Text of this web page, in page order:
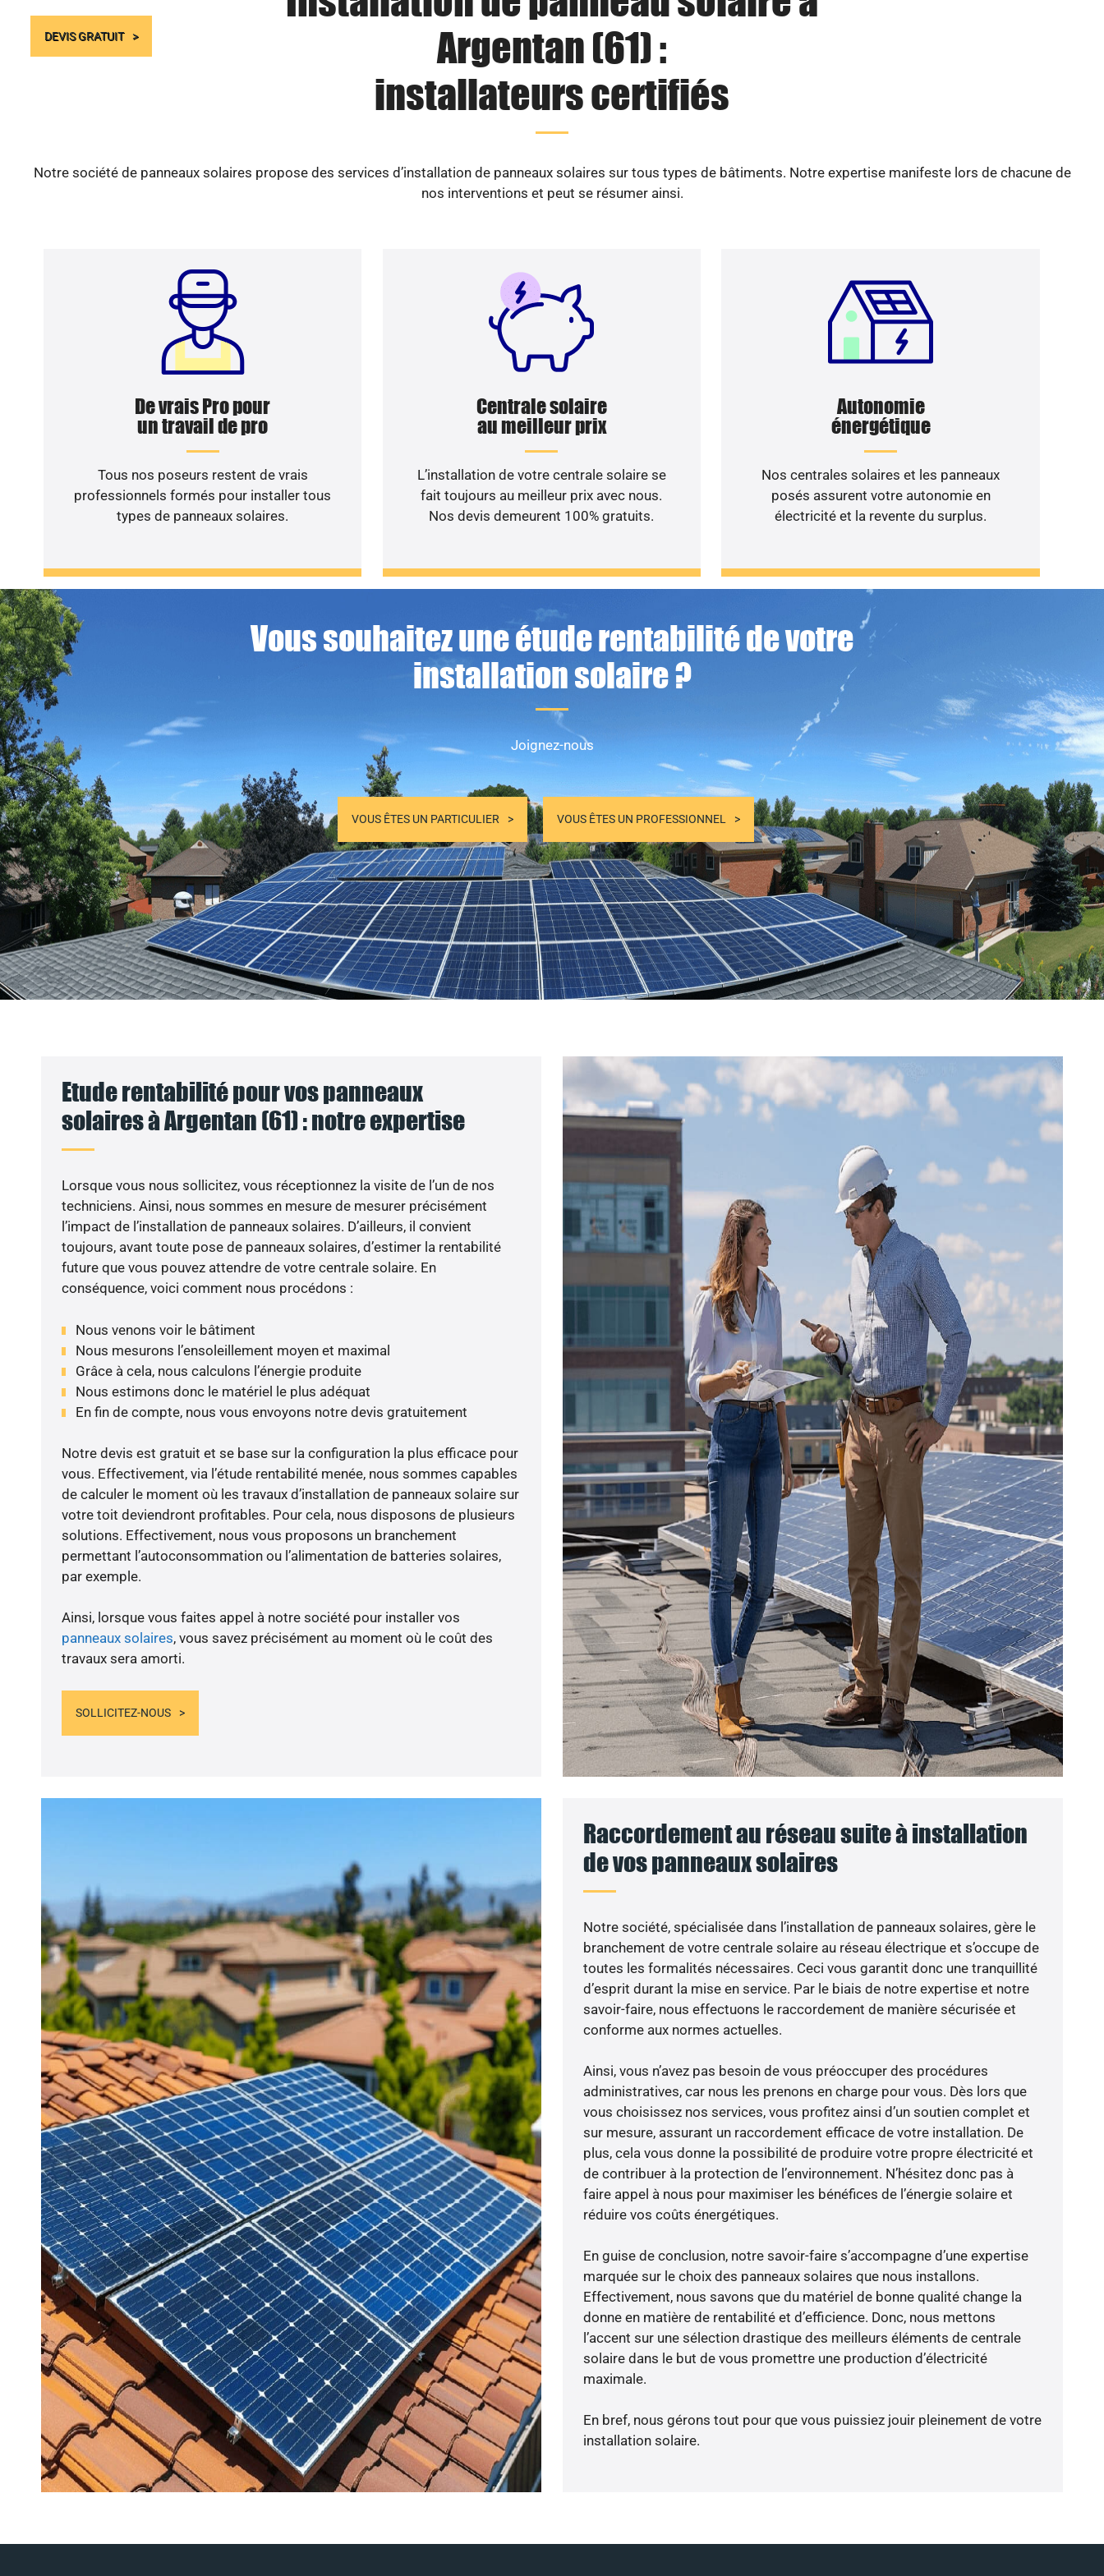
DEVIS GRATUIT
Argentan (61) :
installateurs certifiés
Notre société de panneaux solaires propose des services d’installation de panneaux solaires sur tous types de bâtiments. Notre expertise manifeste lors de chacune de
nos interventions et peut se résumer ainsi.
De vrais Pro pour
un travail de pro
Tous nos poseurs restent de vrais
professionnels formés pour installer tous
types de panneaux solaires.
Centrale solaire
au meilleur prix
L’installation de votre centrale solaire se
fait toujours au meilleur prix avec nous.
Nos devis demeurent 100% gratuits.
Autonomie
énergétique
Nos centrales solaires et les panneaux
posés assurent votre autonomie en
électricité et la revente du surplus.
Vous souhaitez une étude rentabilité de votre
installation solaire ?
Joignez-nous
VOUS ÊTES UN PARTICULIER VOUS ÊTES UN PROFESSIONNEL
Etude rentabilité pour vos panneaux
solaires à Argentan (61) : notre expertise
Lorsque vous nous sollicitez, vous réceptionnez la visite de l’un de nos
techniciens. Ainsi, nous sommes en mesure de mesurer précisément
l’impact de l’installation de panneaux solaires. D’ailleurs, il convient
toujours, avant toute pose de panneaux solaires, d’estimer la rentabilité
future que vous pouvez attendre de votre centrale solaire. En
conséquence, voici comment nous procédons :
Nous venons voir le bâtiment
Nous mesurons l’ensoleillement moyen et maximal
Grâce à cela, nous calculons l’énergie produite
Nous estimons donc le matériel le plus adéquat
En fin de compte, nous vous envoyons notre devis gratuitement
Notre devis est gratuit et se base sur la configuration la plus efficace pour
vous. Effectivement, via l’étude rentabilité menée, nous sommes capables
de calculer le moment où les travaux d’installation de panneaux solaire sur
votre toit deviendront profitables. Pour cela, nous disposons de plusieurs
solutions. Effectivement, nous vous proposons un branchement
permettant l’autoconsommation ou l’alimentation de batteries solaires,
par exemple.
Ainsi, lorsque vous faites appel à notre société pour installer vos
panneaux solaires, vous savez précisément au moment où le coût des
travaux sera amorti.
SOLLICITEZ-NOUS
Raccordement au réseau suite à installation
de vos panneaux solaires
Notre société, spécialisée dans l’installation de panneaux solaires, gère le
branchement de votre centrale solaire au réseau électrique et s’occupe de
toutes les formalités nécessaires. Ceci vous garantit donc une tranquillité
d’esprit durant la mise en service. Par le biais de notre expertise et notre
savoir-faire, nous effectuons le raccordement de manière sécurisée et
conforme aux normes actuelles.
Ainsi, vous n’avez pas besoin de vous préoccuper des procédures
administratives, car nous les prenons en charge pour vous. Dès lors que
vous choisissez nos services, vous profitez ainsi d’un soutien complet et
sur mesure, assurant un raccordement efficace de votre installation. De
plus, cela vous donne la possibilité de produire votre propre électricité et
de contribuer à la protection de l’environnement. N’hésitez donc pas à
faire appel à nous pour maximiser les bénéfices de l’énergie solaire et
réduire vos coûts énergétiques.
En guise de conclusion, notre savoir-faire s’accompagne d’une expertise
marquée sur le choix des panneaux solaires que nous installons.
Effectivement, nous savons que du matériel de bonne qualité change la
donne en matière de rentabilité et d’efficience. Donc, nous mettons
l’accent sur une sélection drastique des meilleurs éléments de centrale
solaire dans le but de vous promettre une production d’électricité
maximale.
En bref, nous gérons tout pour que vous puissiez jouir pleinement de votre
installation solaire.